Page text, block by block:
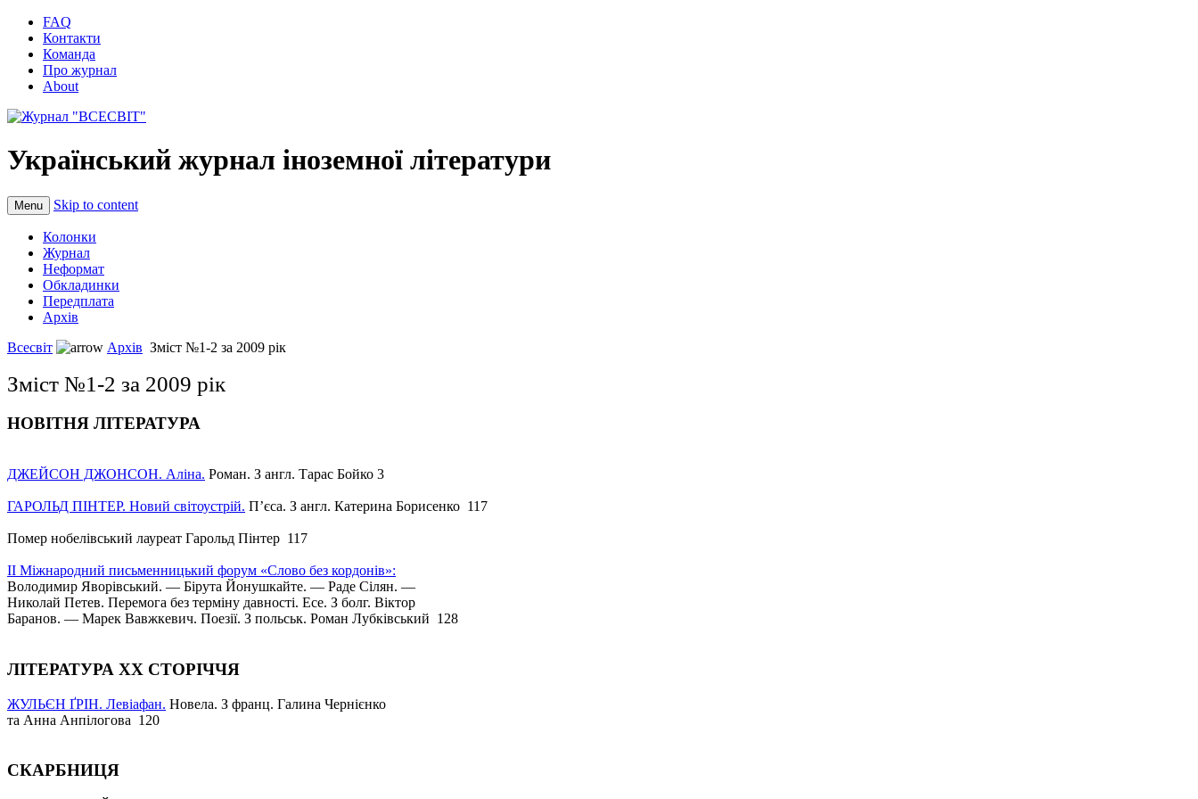
FAQ
Контакти
Команда
Про журнал
About
Український журнал іноземної літератури
Menu Skip to content
Колонки
Журнал
Неформат
Обкладинки
Передплата
Архів
Всесвіт
Архів Зміст №1-2 за 2009 рік
Зміст №1-2 за 2009 рік
НОВІТНЯ ЛІТЕРАТУРА
ДЖЕЙСОН ДЖОНСОН. Аліна. Роман. З англ. Тарас Бойко 3
ГАРОЛЬД ПІНТЕР. Новий світоустрій. П’єса. З англ. Катерина Борисенко 117
Помер нобелівський лауреат Гарольд Пінтер 117
ІІ Міжнародний письменницький форум «Слово без кордонів»:
Володимир Яворівський. — Бірута Йонушкайте. — Раде Сілян. —
Николай Петев. Перемога без терміну давності. Есе. З болг. Віктор
Баранов. — Марек Вавжкевич. Поезії. З польськ. Роман Лубківський 128
ЛІТЕРАТУРА ХХ СТОРІЧЧЯ
ЖУЛЬЄН ҐРІН. Левіафан. Новела. З франц. Галина Чернієнко
та Анна Анпілогова 120
СКАРБНИЦЯ